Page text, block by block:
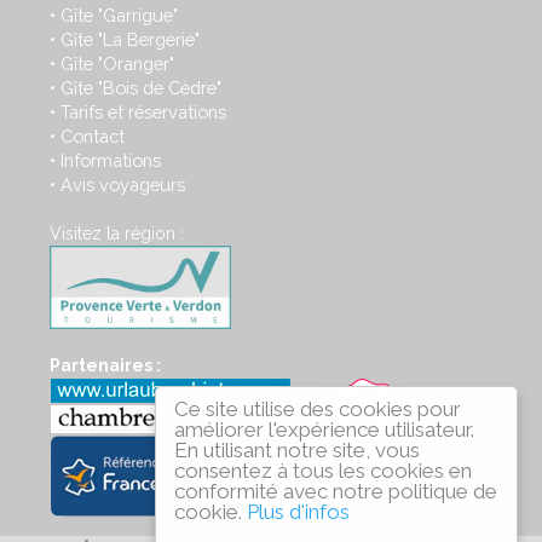
Ce site utilise des cookies pour
améliorer l'expérience utilisateur.
En utilisant notre site, vous
consentez à tous les cookies en
conformité avec notre politique de
cookie. Plus d'infos
• Gîte "Garrigue"
• Gîte "La Bergerie"
• Gîte "Oranger"
• Gîte "Bois de Cèdre"
• Tarifs et réservations
• Contact
• Informations
• Avis voyageurs
Visitez la région :
Partenaires :